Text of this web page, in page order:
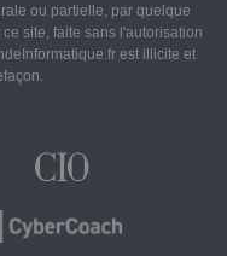
ou partielle, par quelque
site, faite sans l'autorisation
est illicite et